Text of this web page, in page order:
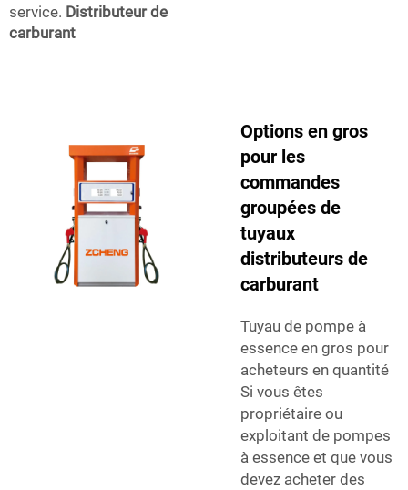
service. Distributeur de
carburant
Options en gros
pour les
commandes
groupées de
tuyaux
distributeurs de
carburant
Tuyau de pompe à
essence en gros pour
acheteurs en quantité
Si vous êtes
propriétaire ou
exploitant de pompes
à essence et que vous
devez acheter des